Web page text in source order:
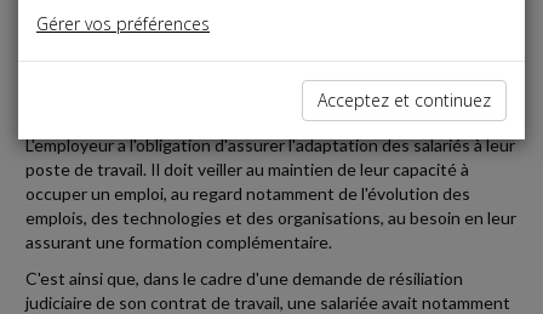
Social
Date: 2026-07-07
NON-RESPECT DE L'OBLIGATION DE FORMATION
L'employeur a l'obligation d'assurer l'adaptation des salariés à leur
poste de travail. Il doit veiller au maintien de leur capacité à
occuper un emploi, au regard notamment de l'évolution des
emplois, des technologies et des organisations, au besoin en leur
assurant une formation complémentaire.
C'est ainsi que, dans le cadre d'une demande de résiliation
judiciaire de son contrat de travail, une salariée avait notamment
Gérer vos préférences
Acceptez et continuez